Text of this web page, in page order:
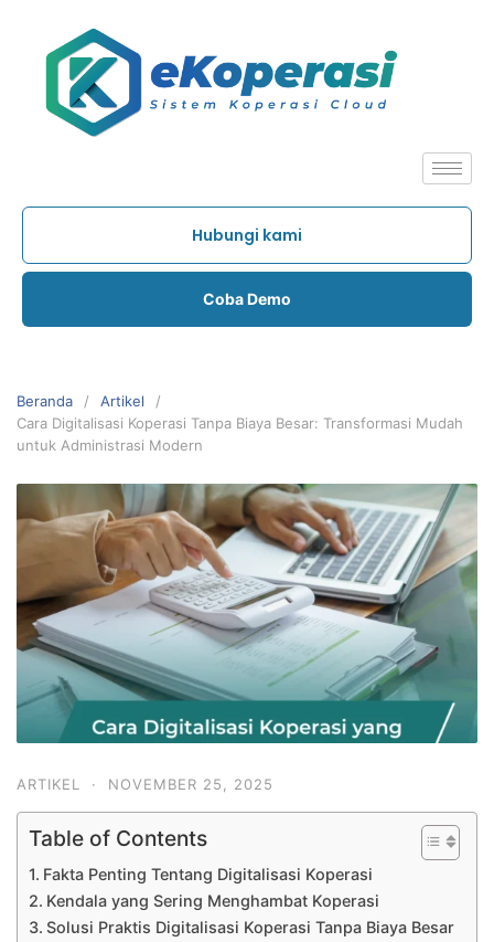
Hubungi kami
Coba Demo
Beranda
Artikel
Cara Digitalisasi Koperasi Tanpa Biaya Besar: Transformasi Mudah
untuk Administrasi Modern
ARTIKEL · NOVEMBER 25, 2025
Table of Contents
Fakta Penting Tentang Digitalisasi Koperasi
Kendala yang Sering Menghambat Koperasi
Solusi Praktis Digitalisasi Koperasi Tanpa Biaya Besar